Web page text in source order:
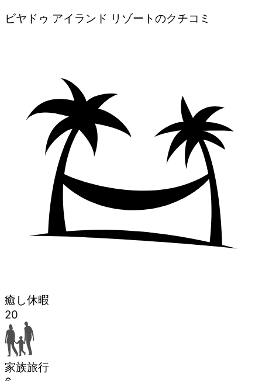
ビヤドゥ アイランド リゾートのクチコミ
癒し休暇
20
家族旅行